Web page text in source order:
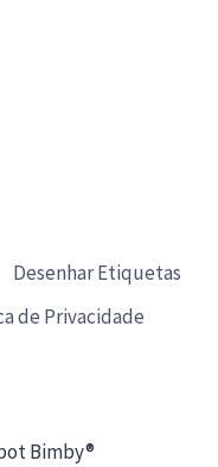
Desenhar Etiquetas
de Privacidade
Bimby®